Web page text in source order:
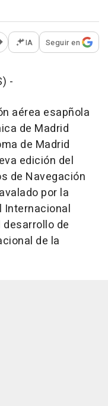
opciones para
IA Seguir en
-
aérea esapñola
de Madrid
de Madrid
edición del
de Navegación
por la
Internacional
de
de la